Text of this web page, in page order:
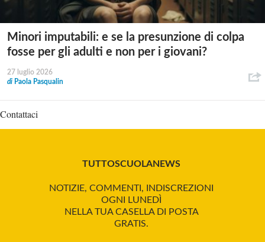
Minori imputabili: e se la presunzione di colpa
fosse per gli adulti e non per i giovani?
27 luglio 2026
di Paola Pasqualin
Contattaci
TUTTOSCUOLANEWS
NOTIZIE, COMMENTI, INDISCREZIONI
OGNI LUNEDÌ
NELLA TUA CASELLA DI POSTA
GRATIS.